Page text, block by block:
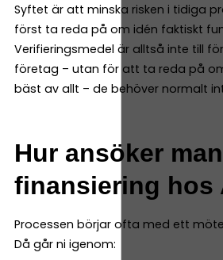
Syftet är att minska risken i tidiga
först ta reda på om idén faktiskt
Verifieringsmedel är alltså inte till
företag – utan för att ta reda på
bäst av allt – de behöver normalt
Hur ansöker
finansiering hos
Processen börjar ofta med ett
Då går ni igenom: